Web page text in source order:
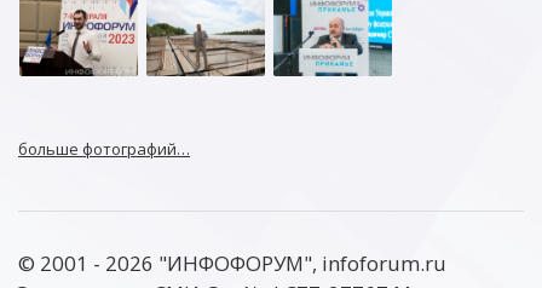
больше фотографий…
© 2001 - 2026 "ИНФОФОРУМ", infoforum.ru